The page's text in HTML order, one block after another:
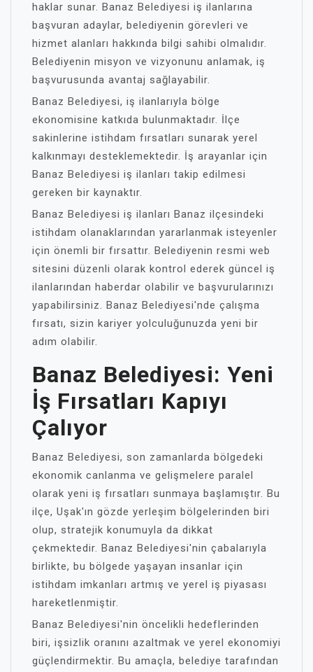
haklar sunar. Banaz Belediyesi iş ilanlarına
başvuran adaylar, belediyenin görevleri ve
hizmet alanları hakkında bilgi sahibi olmalıdır.
Belediyenin misyon ve vizyonunu anlamak, iş
başvurusunda avantaj sağlayabilir.
Banaz Belediyesi, iş ilanlarıyla bölge
ekonomisine katkıda bulunmaktadır. İlçe
sakinlerine istihdam fırsatları sunarak yerel
kalkınmayı desteklemektedir. İş arayanlar için
Banaz Belediyesi iş ilanları takip edilmesi
gereken bir kaynaktır.
Banaz Belediyesi iş ilanları Banaz ilçesindeki
istihdam olanaklarından yararlanmak isteyenler
için önemli bir fırsattır. Belediyenin resmi web
sitesini düzenli olarak kontrol ederek güncel iş
ilanlarından haberdar olabilir ve başvurularınızı
yapabilirsiniz. Banaz Belediyesi'nde çalışma
fırsatı, sizin kariyer yolculuğunuzda yeni bir
adım olabilir.
Banaz Belediyesi: Yeni
İş Fırsatları Kapıyı
Çalıyor
Banaz Belediyesi, son zamanlarda bölgedeki
ekonomik canlanma ve gelişmelere paralel
olarak yeni iş fırsatları sunmaya başlamıştır. Bu
ilçe, Uşak'ın gözde yerleşim bölgelerinden biri
olup, stratejik konumuyla da dikkat
çekmektedir. Banaz Belediyesi'nin çabalarıyla
birlikte, bu bölgede yaşayan insanlar için
istihdam imkanları artmış ve yerel iş piyasası
hareketlenmiştir.
Banaz Belediyesi'nin öncelikli hedeflerinden
biri, işsizlik oranını azaltmak ve yerel ekonomiyi
güçlendirmektir. Bu amaçla, belediye tarafından